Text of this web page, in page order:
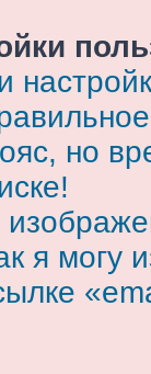
но
я могу